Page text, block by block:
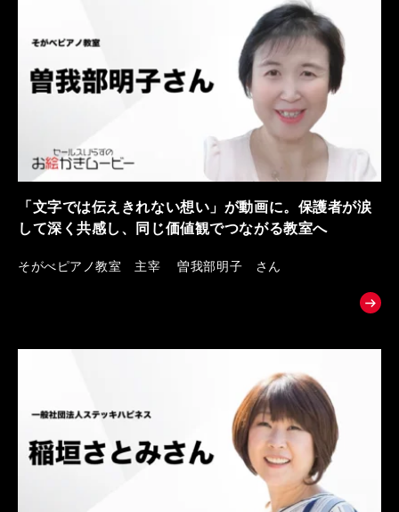
「文字では伝えきれない想い」が動画に。保護者が涙
して深く共感し、同じ価値観でつながる教室へ
そがべピアノ教室 主宰 曽我部明子 さん